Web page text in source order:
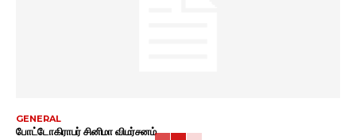
GENERAL
போட்டோகிராபர் சினிமா விமர்சனம்